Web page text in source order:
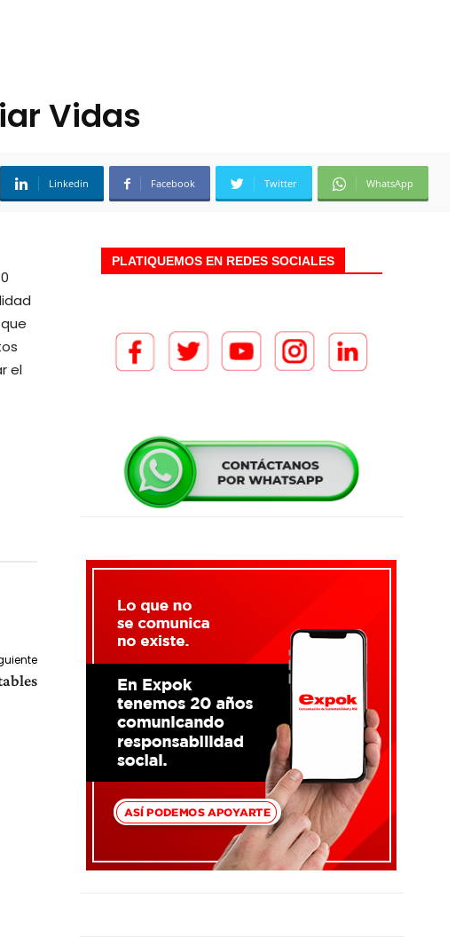
Vidas
Linkedin Facebook Twitter WhatsApp
el
PLATIQUEMOS EN REDES SOCIALES